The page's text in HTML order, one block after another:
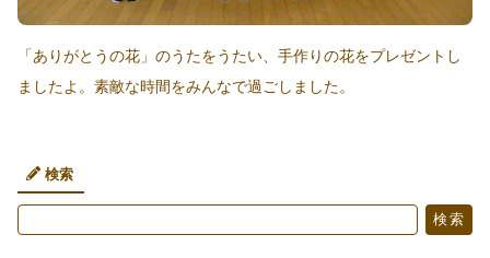
「ありがとうの花」のうたをうたい、手作りの花をプレゼントし
ましたよ。素敵な時間をみんなで過ごしました。
検索
検
索
検索